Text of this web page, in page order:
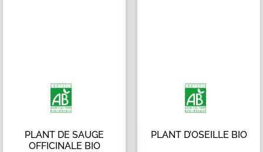
PLANT DE SAUGE
OFFICINALE BIO
PLANT D’OSEILLE BIO